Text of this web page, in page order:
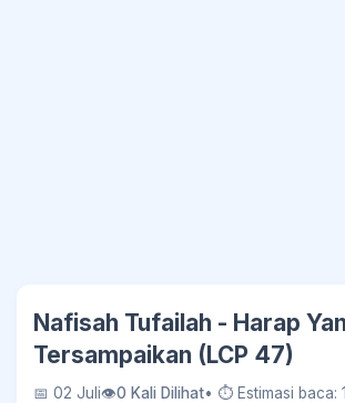
Nafisah Tufailah - Harap
Tersampaikan (LCP 47)
📅 02 Juli👁0 Kali Dilihat• ⏱ Estimasi baca: